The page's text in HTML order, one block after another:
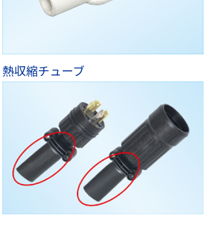
熱収縮チューブ